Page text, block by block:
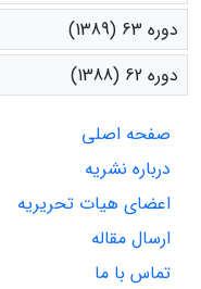
دوره 63 (1389)
دوره 62 (1388)
صفحه اصلی
درباره نشریه
اعضای هیات تحریریه
ارسال مقاله
تماس با ما